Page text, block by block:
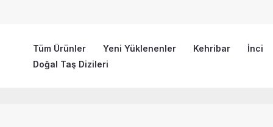
Tüm Ürünler Yeni Yüklenenler Kehribar
İnci
Doğal Taş Dizileri